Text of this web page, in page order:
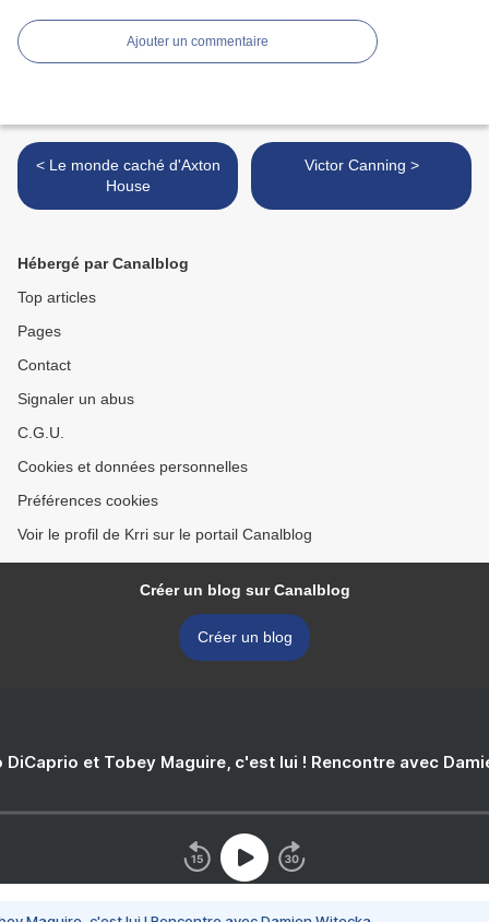
Ajouter un commentaire
< Le monde caché d'Axton
House
Victor Canning >
Hébergé par Canalblog
Top articles
Pages
Contact
Signaler un abus
C.G.U.
Cookies et données personnelles
Préférences cookies
Voir le profil de Krri sur le portail Canalblog
Créer un blog sur Canalblog
Créer un blog
DiCaprio et Tobey Maguire, c'est lui ! Rencontre avec